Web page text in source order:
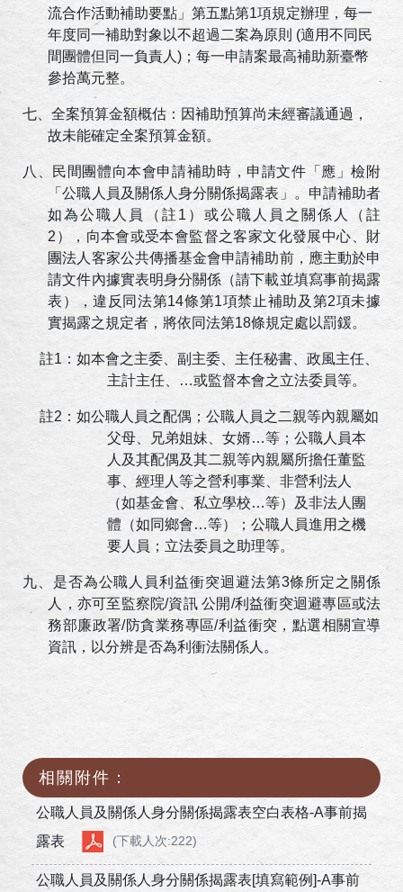
流合作活動補助要點」第五點第1項規定辦理，每一
年度同一補助對象以不超過二案為原則 (適用不同民
間團體但同一負責人) ；每一申請案最高補助新臺幣
參拾萬元整。
七、全案預算金額概估：因補助預算尚未經審議通過，
故未能確定全案預算金額。
八、民間團體向本會申請補助時，申請文件「應」檢附
「公職人員及關係人身分關係揭露表」。申請補助者
如為公職人員（註 1 ）或公職人員之關係人（註
2 ），向本會或受本會監督之客家文化發展中心、財
團法人客家公共傳播基金會申請補助前，應主動於申
請文件內據實表明身分關係（請下載並填寫事前揭露
表），違反同法第14條第1項禁止補助及第2項未據
實揭露之規定者，將依同法第18條規定處以罰鍰。
註1 ：如本會之主委、副主委、主任秘書、政風主任、
主計主任、…或監督本會之立法委員等。
註2 ：如公職人員之配偶；公職人員之二親等內親屬如
父母、兄弟姐妹、女婿…等；公職人員本
人及其配偶及其二親等內親屬所擔任董監
事、經理人等之營利事業、非營利法人
（如基金會、私立學校…等）及非法人團
體（如同鄉會…等）；公職人員進用之機
要人員；立法委員之助理等。
九、是否為公職人員利益衝突迴避法第3條所定之關係
人，亦可至監察院/資訊 公開/利益衝突迴避專區或法
務部廉政署/防貪業務專區/利益衝突，點選相關宣導
資訊，以分辨是否為利衝法關係人。
相關附件：
公職人員及關係人身分關係揭露表空白表格-A事前揭
露表
(下載人次:222)
公職人員及關係人身分關係揭露表[填寫範例]-A事前